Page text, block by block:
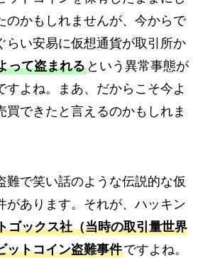
のかもしれませんが、今からで
らい安易に仮想通貨が取引所か
って盗まれるという異常事態が
すよね。まあ、だからこそ今よ
買できたと言えるのかもしれま
難で笑い話のような伝説的な仮
があります。それが、ハッキン
ゴックス社（当時の取引量世界
ットコイン盗難事件ですよね。